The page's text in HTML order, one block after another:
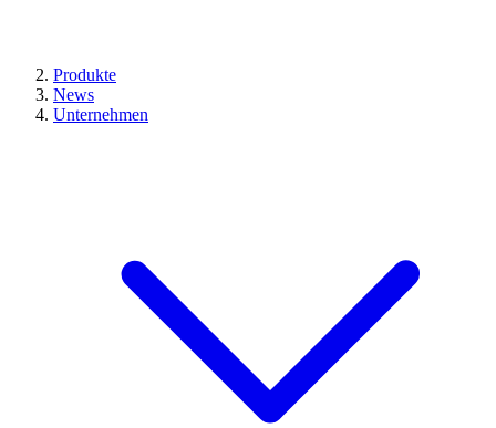
Produkte
News
Unternehmen